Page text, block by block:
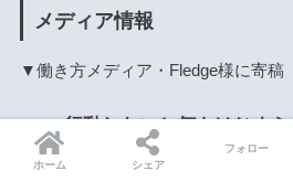
メディア情報
▼働き方メディア・Fledge様に寄稿
行動しないと何もはじま
めるつもりだった私が「
ホーム シェア
フォロー